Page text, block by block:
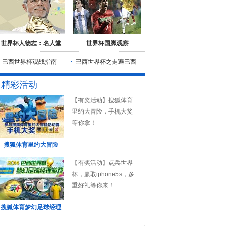
世界杯人物志：名人堂 世界杯国脚观察
巴西世界杯观战指南 巴西世界杯之走遍巴西
精彩活动
搜狐体育里约大冒险
【有奖活动】搜狐体育
里约大冒险，手机大奖
等你拿！
搜狐体育梦幻足球经理
【有奖活动】点兵世界
杯，赢取iphone5s，多
重好礼等你来！